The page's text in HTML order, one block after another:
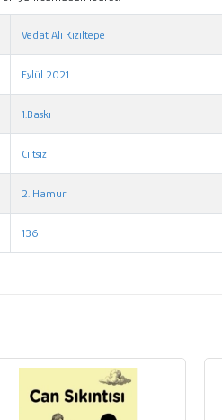
Vedat Ali Kızıltepe
Eylül 2021
1.Baskı
Ciltsiz
2. Hamur
136